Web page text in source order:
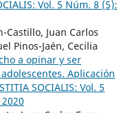
Vol. 5 Núm. 8 (5):
Castillo, Juan Carlos
Pinos-Jaén, Cecilia
a opinar y ser
Aplicación
SOCIALIS: Vol. 5